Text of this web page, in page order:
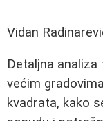
Vidan
Detaljna
većim
kvadrata, kako